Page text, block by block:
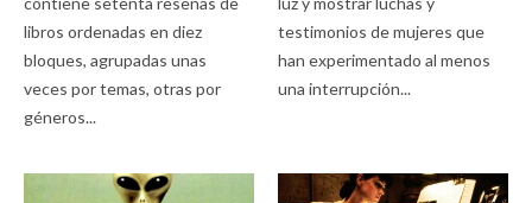
libros ordenadas en diez
bloques, agrupadas unas
veces por temas, otras por
géneros...
testimonios de mujeres que
han experimentado al menos
una interrupción...